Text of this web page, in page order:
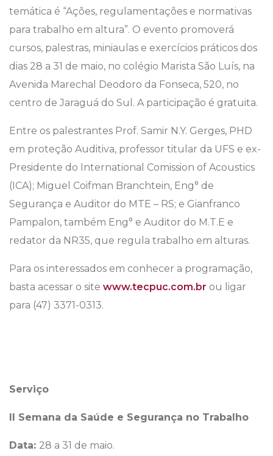
temática é “Ações, regulamentações e normativas
para trabalho em altura”. O evento promoverá
cursos, palestras, miniaulas e exercícios práticos dos
dias 28 a 31 de maio, no colégio Marista São Luís, na
Avenida Marechal Deodoro da Fonseca, 520, no
centro de Jaraguá do Sul. A participação é gratuita.
Entre os palestrantes Prof. Samir N.Y. Gerges, PHD
em proteção Auditiva, professor titular da UFS e ex-
Presidente do International Comission of Acoustics
(ICA); Miguel Coifman Branchtein, Eng° de
Segurança e Auditor do MTE – RS; e Gianfranco
Pampalon, também Eng° e Auditor do M.T.E e
redator da NR35, que regula trabalho em alturas.
Para os interessados em conhecer a programação,
basta acessar o site www.tecpuc.com.br ou ligar
para (47) 3371-0313.
Serviço
II Semana da Saúde e Segurança no Trabalho
Data: 28 a 31 de maio.